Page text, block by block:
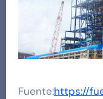
Fuente:https://